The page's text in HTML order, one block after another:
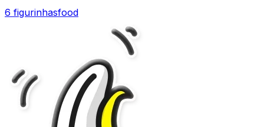
6 figurinhasfood